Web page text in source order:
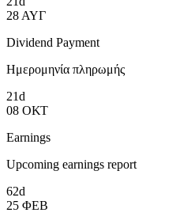
28 ΑΥΓ
Dividend Payment
Ημερομηνία πληρωμής
21d
08 ΟΚΤ
Earnings
Upcoming earnings report
62d
25 ΦΕΒ